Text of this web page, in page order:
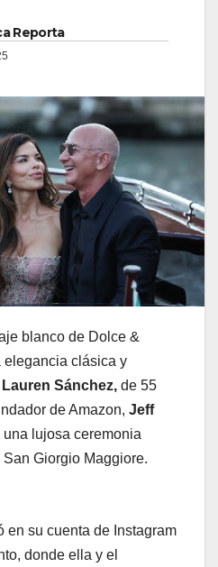
Reporta
blanco de Dolce &
elegancia clásica y
Lauren Sánchez, de 55
de Amazon, Jeff
una lujosa ceremonia
Giorgio Maggiore.
en su cuenta de Instagram
donde ella y el